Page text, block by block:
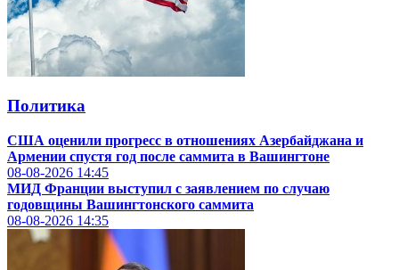
Политика
США оценили прогресс в отношениях Азербайджана и
Армении спустя год после саммита в Вашингтоне
08-08-2026 14:45
МИД Франции выступил с заявлением по случаю
годовщины Вашингтонского саммита
08-08-2026 14:35